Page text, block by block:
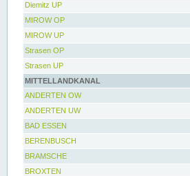
Diemitz UP
MIROW OP
MIROW UP
Strasen OP
Strasen UP
MITTELLANDKANAL
ANDERTEN OW
ANDERTEN UW
BAD ESSEN
BERENBUSCH
BRAMSCHE
BROXTEN